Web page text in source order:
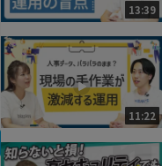
13:39
11:22